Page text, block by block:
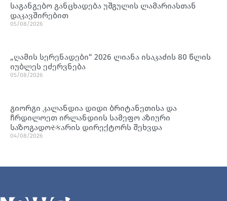
საგანგებო განცხადება უშგულის ლამარიასთან
დაკავშირებით
05/08/2026
„ღამის სერენადები“ 2026 ლიანა ისაკაძის 80 წლის
იუბლეს ეძერვნება
05/08/2026
გიორგი კალანდია დიდი ბრიტანეთისა და
ჩრდილოეთ ირლანდიის სამეფო აზიური
საზოგადოસ્કარის დირექტორს შეხვდა
04/08/2026